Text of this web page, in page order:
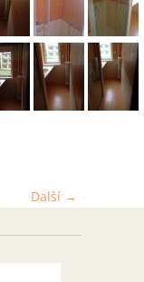
Další →